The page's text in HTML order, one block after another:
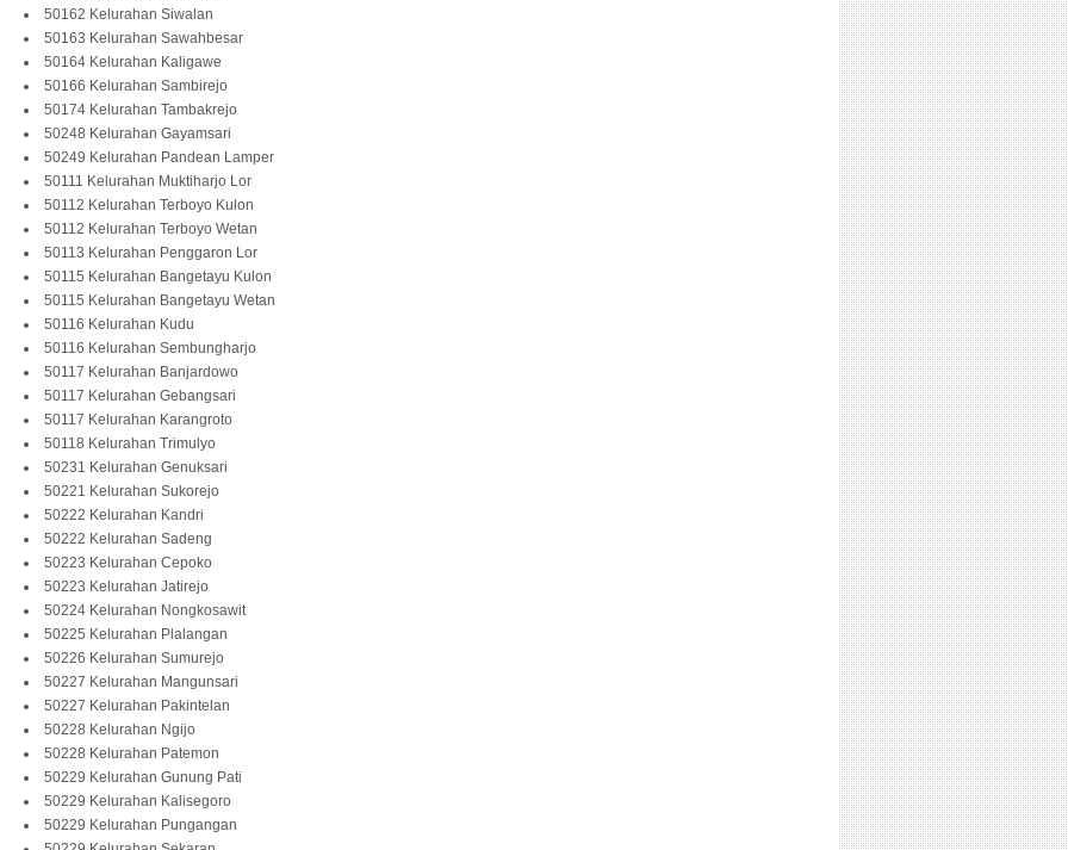
50162 Kelurahan Siwalan
50163 Kelurahan Sawahbesar
50164 Kelurahan Kaligawe
50166 Kelurahan Sambirejo
50174 Kelurahan Tambakrejo
50248 Kelurahan Gayamsari
50249 Kelurahan Pandean Lamper
50111 Kelurahan Muktiharjo Lor
50112 Kelurahan Terboyo Kulon
50112 Kelurahan Terboyo Wetan
50113 Kelurahan Penggaron Lor
50115 Kelurahan Bangetayu Kulon
50115 Kelurahan Bangetayu Wetan
50116 Kelurahan Kudu
50116 Kelurahan Sembungharjo
50117 Kelurahan Banjardowo
50117 Kelurahan Gebangsari
50117 Kelurahan Karangroto
50118 Kelurahan Trimulyo
50231 Kelurahan Genuksari
50221 Kelurahan Sukorejo
50222 Kelurahan Kandri
50222 Kelurahan Sadeng
50223 Kelurahan Cepoko
50223 Kelurahan Jatirejo
50224 Kelurahan Nongkosawit
50225 Kelurahan Plalangan
50226 Kelurahan Sumurejo
50227 Kelurahan Mangunsari
50227 Kelurahan Pakintelan
50228 Kelurahan Ngijo
50228 Kelurahan Patemon
50229 Kelurahan Gunung Pati
50229 Kelurahan Kalisegoro
50229 Kelurahan Pungangan